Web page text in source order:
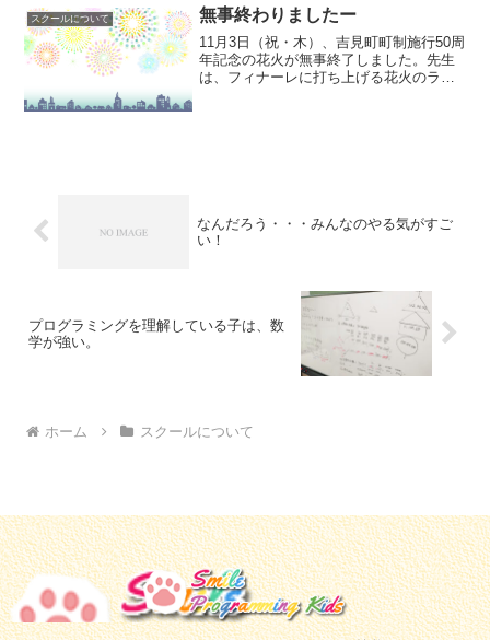
(^^♪ プログラミング教室はずっと開催
してます...
スクールについて 無事終わりましたー
11月3日（祝・木）、吉見町町制施行50周
年記念の花火が無事終了しました。先生
は、フィナーレに打ち上げる花火のライ
なんだろう・・・みんなのやる気がすご
い！
プログラミングを理解している子は、数
学が強い。
ホーム スクールについて